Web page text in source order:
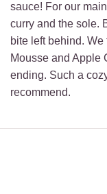
sauce! For our
curry and the sole.
bite left behind.
Mousse and Apple
ending. Such a
recommend.